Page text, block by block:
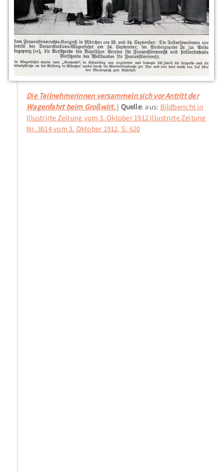
Die Teilnehmerinnen versammeln sich vor Antritt der
Wagenfahrt beim Großwirt. Quelle: aus: Bildbericht in
Illustrirte Zeitung vom 3. Oktober 1912 Illustrirte Zeitung
Nr. 3614 vom 3. Oktober 1912, S. 620